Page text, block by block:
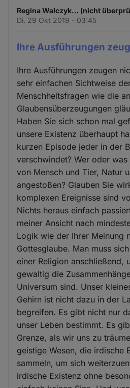
Regina Walczyk… (nicht
Di. 29 Okt 2019 - 03:45
Ihre Ausführungen
Ihre Ausführungen zeugen
sehr einfachen Sichtweise
Menschheitsfragen wie die
Glaubensüberzeugungen
Haben Sie sich schon mal
unsere Existenz überhaupt
kurzen Episode jeder in der
verschwindet? Wer oder
von Mensch und Tier, Natur
angestoßen? Glauben Sie
komplexen Ereignisse sind
Nichts heraus einfach
meiner Ansicht nach
Logik wie der Ihrer Meinung
Gottesglaube. Man muss
einer Religion anschließend,
gewaltig die
Universum sind. Unser
Gehirn ist nicht dazu in der
begreifen. Es gibt nicht nur
unser Leben bestimmt. Es
Grenze, als wir uns zu
geistige Wesen, die irdische
sammeln, um sich
irdische Existenz ohne